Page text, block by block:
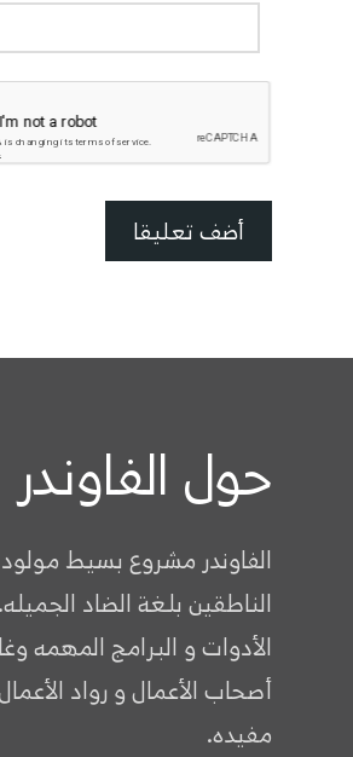
حول الفاوندر
الفاوندر مشروع بسيط
الناطقين بلغة الضاد
الأدوات و البرامج المهمه
أصحاب الأعمال و رواد
مفيده.